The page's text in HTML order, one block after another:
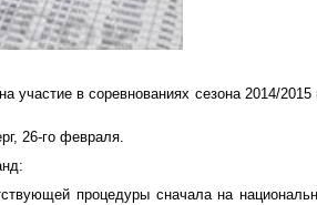
в соревнованиях сезона 2014/2015
26-го февраля.
процедуры сначала на